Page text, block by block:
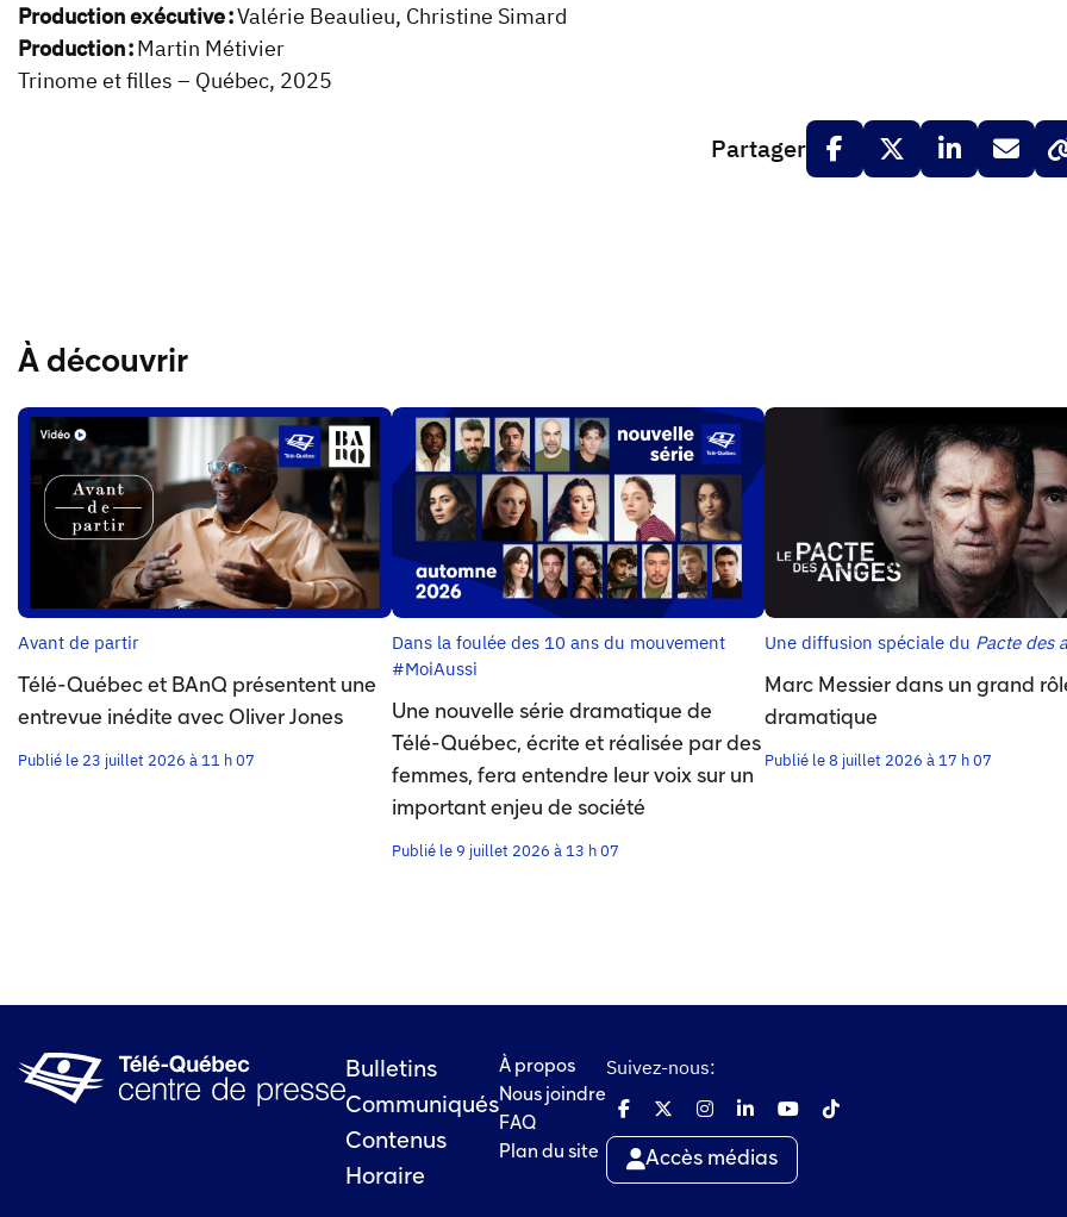
Production exécutive :Valérie Beaulieu, Christine Simard
Production :Martin Métivier
Trinome et filles – Québec, 2025
Partager
À découvrir
Avant de partir
Télé-Québec et BAnQ présentent une
entrevue inédite avec Oliver Jones
Publié le 23 juillet 2026 à 11 h 07
Dans la foulée des 10 ans du mouvement
#MoiAussi
Une nouvelle série dramatique de
Télé-Québec, écrite et réalisée par des
femmes, fera entendre leur voix sur un
important enjeu de société
Publié le 9 juillet 2026 à 13 h 07
Une diffusion spéciale du Pacte des
Marc Messier dans un grand
dramatique
Publié le 8 juillet 2026 à 17 h 07
Bulletins
Communiqués
Contenus
Horaire
À propos
Nous joindre
FAQ
Plan du site
Suivez-nous:
Accès médias